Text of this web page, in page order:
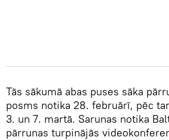
Tās sākumā abas puses sāka
posms notika 28. februārī, pēc
3. un 7. martā. Sarunas notika
pārrunas turpinājās